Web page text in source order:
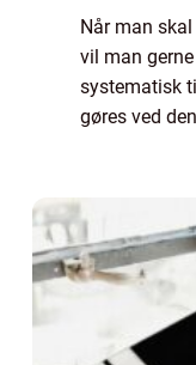
Når man
vil man
systematisk
gøres ved